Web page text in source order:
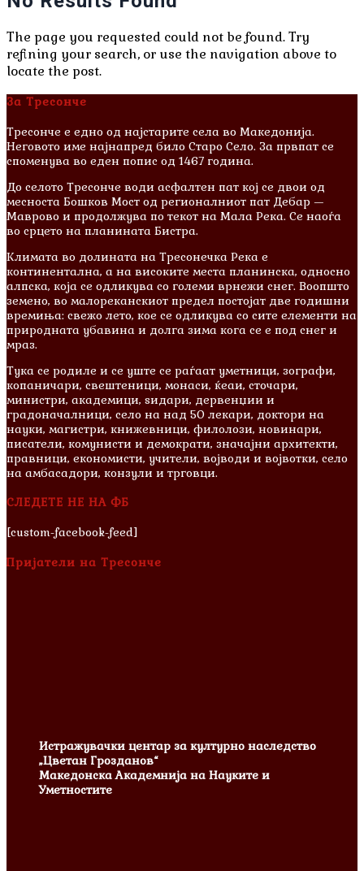
The page you requested could not be found. Try
refining your search, or use the navigation above to
locate the post.
За Тресонче
Тресонче е едно од најстарите села во Македонија.
Неговото име најнапред било Старо Село. За првпат се
споменува во еден попис од 1467 година.
До селото Тресонче води асфалтен пат кој се двои од
месноста Бошков Мост од регионалниот пат Дебар —
Маврово и продолжува по текот на Мала Река. Се наоѓа
во срцето на планината Бистра.
Климата во долината на Тресонечка Река е
континентална, а на високите места планинска, односно
алпска, која се одликува со големи врнежи снег. Воопшто
земено, во малореканскиот предел постојат две годишни
времиња: свежо лето, кое се одликува со сите елементи на
природната убавина и долга зима кога се е под снег и
мраз.
Тука се родиле и сe уште се раѓаат уметници, зографи,
копаничари, свештеници, монаси, ќеаи, сточари,
министри, академици, ѕидари, дервенџии и
градоначалници, село на над 50 лекари, доктори на
науки, магистри, книжевници, филолози, новинари,
писатели, комунисти и демократи, значајни архитекти,
правници, економисти, учители, војводи и војвотки, село
на амбасадори, конзули и трговци.
СЛЕДЕТЕ НЕ НА ФБ
[custom-facebook-feed]
Пријатели на Тресонче
Истражувачки центар за културно наследство
„Цветан Грозданов“
Македонска Академнија на Науките и
Уметностите